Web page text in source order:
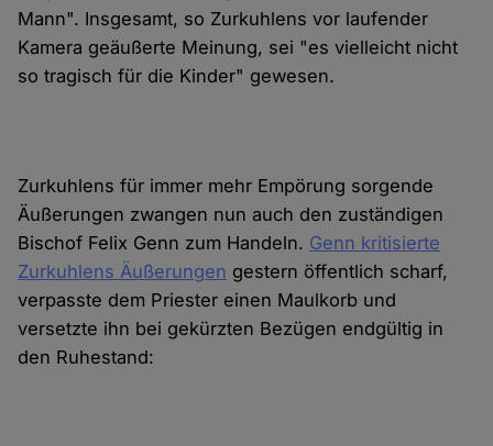
Mann". Insgesamt, so Zurkuhlens vor laufender
Kamera geäußerte Meinung, sei "es vielleicht nicht
so tragisch für die Kinder" gewesen.
Zurkuhlens für immer mehr Empörung sorgende
Äußerungen zwangen nun auch den zuständigen
Bischof Felix Genn zum Handeln. Genn kritisierte
Zurkuhlens Äußerungen gestern öffentlich scharf,
verpasste dem Priester einen Maulkorb und
versetzte ihn bei gekürzten Bezügen endgültig in
den Ruhestand: